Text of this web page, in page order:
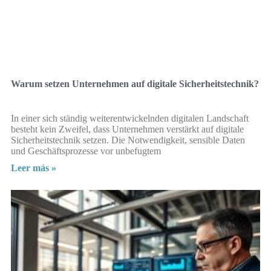
Warum setzen Unternehmen auf digitale Sicherheitstechnik?
In einer sich ständig weiterentwickelnden digitalen Landschaft
besteht kein Zweifel, dass Unternehmen verstärkt auf digitale
Sicherheitstechnik setzen. Die Notwendigkeit, sensible Daten
und Geschäftsprozesse vor unbefugtem
Leer más »